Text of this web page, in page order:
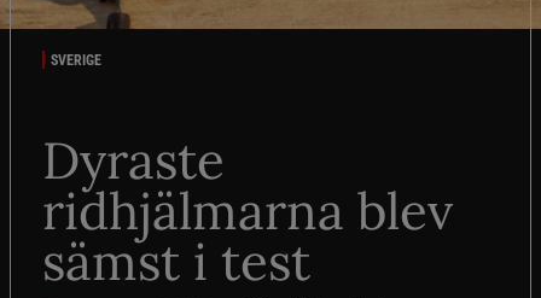
SVERIGE
Dyraste
ridhjälmarna blev
sämst i test